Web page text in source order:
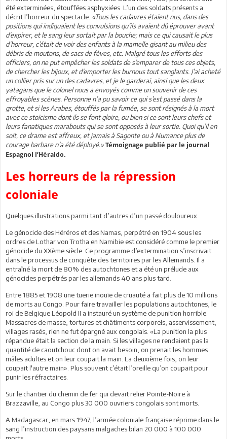
été exterminées, étouffées asphyxiées. L’un des soldats présents a
décrit l’horreur du spectacle: «Tous les cadavres étaient nus, dans des
positions qui indiquaient les convulsions qu’ils avaient dû éprouver avant
d’expirer, et le sang leur sortait par la bouche; mais ce qui causait le plus
d’horreur, c’était de voir des enfants à la mamelle gisant au milieu des
débris de moutons, de sacs de fèves, etc. Malgré tous les efforts des
officiers, on ne put empêcher les soldats de s’emparer de tous ces objets,
de chercher les bijoux, et d’emporter les burnous tout sanglants. J’ai acheté
un collier pris sur un des cadavres, et je le garderai, ainsi que les deux
yatagans que le colonel nous a envoyés comme un souvenir de ces
effroyables scènes. Personne n’a pu savoir ce qui s’est passé dans la
grotte, et si les Arabes, étouffés par la fumée, se sont résignés à la mort
avec ce stoïcisme dont ils se font gloire, ou bien si ce sont leurs chefs et
leurs fanatiques marabouts qui se sont opposés à leur sortie. Quoi qu’il en
soit, ce drame est affreux, et jamais à Sagonte ou à Numance plus de
courage barbare n’a été déployé.» Témoignage publié par le journal
Espagnol l’Héraldo.
Les horreurs de la répression
coloniale
Quelques illustrations parmi tant d’autres d’un passé douloureux.
Le génocide des Héréros et des Namas, perpétré en 1904 sous les
ordres de Lothar von Trotha en Namibie est considéré comme le premier
génocide du XXème siècle. Ce programme d’extermination s’inscrivait
dans le processus de conquête des territoires par les Allemands. Il a
entraîné la mort de 80% des autochtones et a été un prélude aux
génocides perpétrés par les allemands 40 ans plus tard.
Entre 1885 et 1908 une tuerie inouïe de cruauté a fait plus de 10 millions
de morts au Congo. Pour faire travailler les populations autochtones, le
roi de Belgique Léopold II a instauré un système de punition horrible.
Massacres de masse, tortures et châtiments corporels, asservissement,
villages rasés, rien ne fut épargné aux congolais. «La punition la plus
répandue était la section de la main. Si les villages ne rendaient pas la
quantité de caoutchouc dont on avait besoin, on prenait les hommes
mâles adultes et on leur coupait la main. La deuxième fois, on leur
coupait l'autre main». Plus souvent c’était l’oreille qu’on coupait pour
punir les réfractaires.
Sur le chantier du chemin de fer qui devait relier Pointe-Noire à
Brazzaville, au Congo plus 30 000 ouvriers congolais sont morts.
A Madagascar, en mars 1947, l’armée coloniale française réprime dans le
sang l’instruction des paysans malgaches bilan 20 000 à 100 000